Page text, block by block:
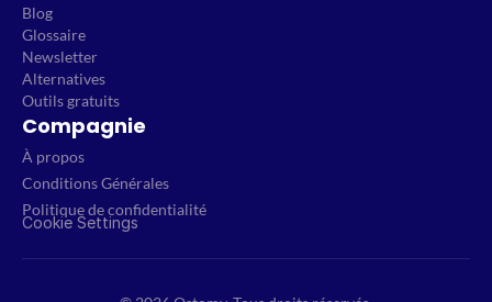
Blog
Glossaire
Newsletter
Alternatives
Outils gratuits
Compagnie
À propos
Conditions Générales
Politique de confidentialité
Cookie Settings